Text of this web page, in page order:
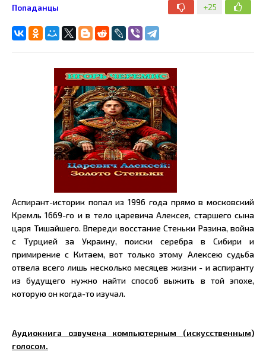
+25
Попаданцы
Аспирант-историк попал из 1996 года прямо в московский
Кремль 1669-го и в тело царевича Алексея, старшего сына
царя Тишайшего. Впереди восстание Стеньки Разина, война
с Турцией за Украину, поиски серебра в Сибири и
примирение с Китаем, вот только этому Алексею судьба
отвела всего лишь несколько месяцев жизни - и аспиранту
из будущего нужно найти способ выжить в той эпохе,
которую он когда-то изучал.
Аудиокнига озвучена компьютерным (искусственным)
голосом.